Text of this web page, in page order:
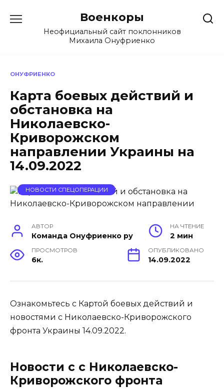
содержанию
Военкоры
Неофициальный сайт поклонников
Михаила Онуфриенко
ОНУФРИЕНКО
Карта боевых действий и
обстановка на
Николаевско-
Криворожском
направлении Украины на
14.09.2022
НОВОСТИ СПЕЦОПЕРАЦИИ
АВТОР
Команда Онуфриенко ру
НА ЧТЕНИЕ
2 мин
ПРОСМОТРОВ
6к.
ОПУБЛИКОВАНО
14.09.2022
Ознакомьтесь с Картой боевых действий и
новостями с Николаевско-Криворожского
фронта Украины 14.09.2022.
Новости с с Николаевско-
Криворожского фронта